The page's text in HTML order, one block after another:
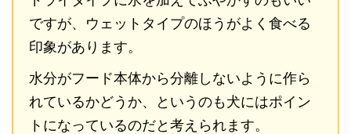
ですが、ウェットタイプのほうがよく食べる
印象があります。
水分がフード本体から分離しないように作ら
れているかどうか、というのも犬にはポイン
トになっているのだと考えられます。